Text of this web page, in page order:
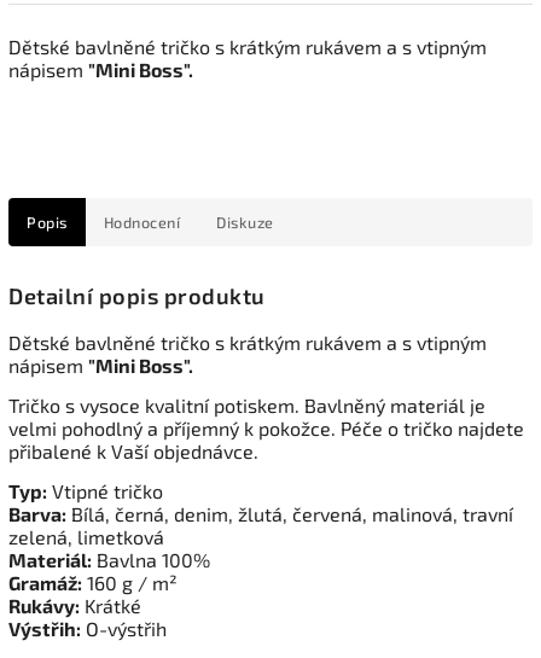
Dětské bavlněné tričko s krátkým rukávem a s vtipným
nápisem "Mini Boss".
Popis Hodnocení Diskuze
Detailní popis produktu
Dětské bavlněné tričko s krátkým rukávem a s vtipným
nápisem "Mini Boss".
Tričko s vysoce kvalitní potiskem. Bavlněný materiál je
velmi pohodlný a příjemný k pokožce. Péče o tričko najdete
přibalené k Vaší objednávce.
Typ: Vtipné tričko
Barva: Bílá, černá, denim, žlutá, červená, malinová, travní
zelená, limetková
Materiál: Bavlna 100%
Gramáž: 160 g / m²
Rukávy: Krátké
Výstřih: O-výstřih